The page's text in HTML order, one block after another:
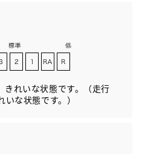
きれいな状態です。（走行
な状態です。）